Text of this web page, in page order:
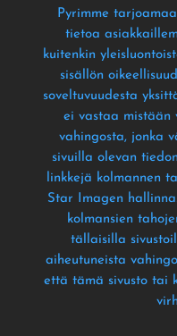
Pyrimme
tietoa
kuitenkin
sisällön
soveltuvuudesta
ei vastaa mistään
vahingosta, jonka
sivuilla olevan
linkkejä kolmannen
Star Imagen
kolmansien
tällaisilla
aiheutuneista
että tämä sivusto tai